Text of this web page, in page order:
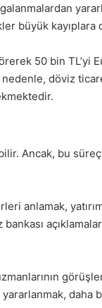
büyük kayıplara
50 bin TL’yi
döviz
Ancak, bu
anlamak,
daha